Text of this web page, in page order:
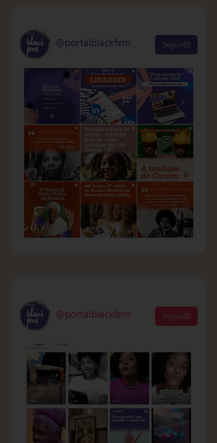
@portalblackfem Seguir
@portalblackfem Seguir